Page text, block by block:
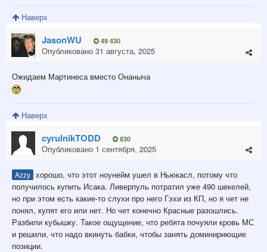
Наверх
JasonWU 49 430
Опубликовано 31 августа, 2025
Ожидаем Мартинеса вместо Онаныча
Наверх
cyrulnikTODD 830
Опубликовано 1 сентября, 2025
Azzy хорошо, что этот ноунейм ушел в Ньюкасл, потому что
получилось купить Исака. Ливерпуль потратил уже 490 шекелей,
но при этом есть какие-то слухи про него Гэхи из КП, но я чет не
понял, купят его или нет. Но чет конечно Красные разошлись.
Разбили кубышку. Такое ощущение, что ребята почуяли кровь МС
и решили, что надо вкинуть бабки, чтобы занять доминириющие
позиции.